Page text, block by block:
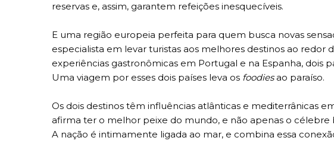
reservas e, assim, garantem refeições inesquecíveis.
E uma região europeia perfeita para quem busca novas
especialista em levar turistas aos melhores destinos ao
experiências gastronômicas em Portugal e na Espanha, dois
Uma viagem por esses dois países leva os foodiesao paraíso.
Os dois destinos têm influências atlânticas e mediterrânicas
afirma ter o melhor peixe do mundo, e não apenas o
A nação é intimamente ligada ao mar, e combina essa